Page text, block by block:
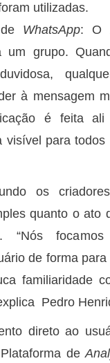
utilizadas.
WhatsApp: O
um grupo.
à mensagem
é feita
visível para todos
os
quanto o ato
“Nós
de forma para
familiaridade
Pedro
direto ao
de